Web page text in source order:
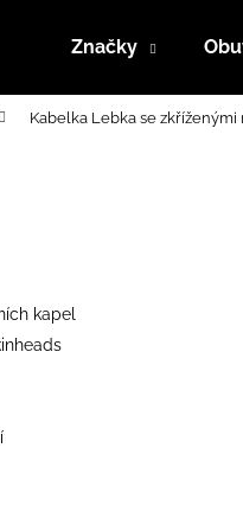
Značky
Kabelka Lebka se zkříženými
kapel